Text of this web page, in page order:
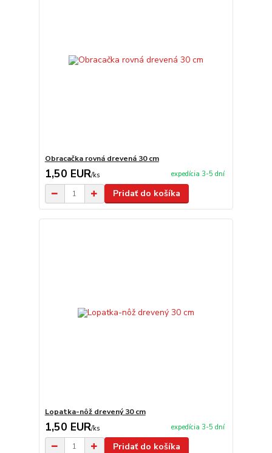
Obracačka rovná drevená 30 cm
1,50 EUR/ks expedícia 3-5 dní
Pridať do košíka
Lopatka-nôž drevený 30 cm
1,50 EUR/ks expedícia 3-5 dní
Pridať do košíka